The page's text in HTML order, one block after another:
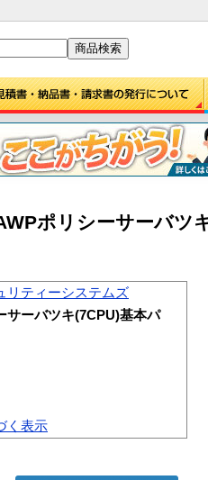
ポリシーサーバツ
リティーシステムズ
サーバツキ(7CPU)基本パ
く表示